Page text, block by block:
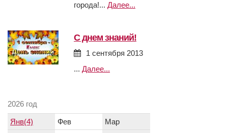
города!... Далее...
с днем знаний!
1 сентября 2013
... Далее...
2026 год
Янв(4) Фев
Мар